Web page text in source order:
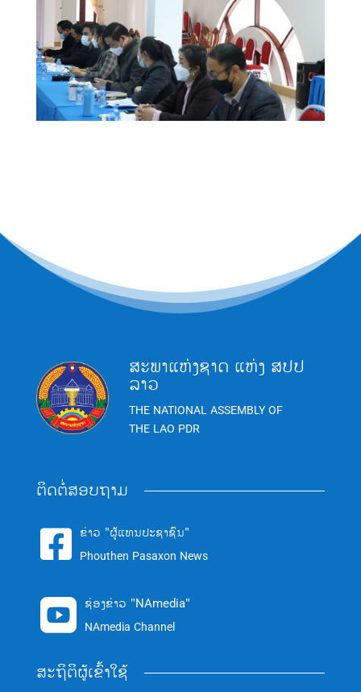
ສະພາແຫ່ງຊາດ ແຫ່ງ ສປປ
ລາວ
THE NATIONAL ASSEMBLY OF
THE LAO PDR
ຕິດຕໍ່ສອບຖາມ
 ຂ່າວ "ຜູ້ແທນປະຊາຊົນ"
Phouthen Pasaxon News
 ຊ່ອງຂ່າວ "NAmedia"
NAmedia Channel
ສະຖິຕິຜູ້ເຂົ້າໃຊ້